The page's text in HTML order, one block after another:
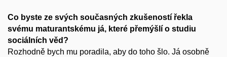
Co byste ze svých současných zkušeností řekla
svému maturantskému já, které přemýšlí o studiu
sociálních věd?
Rozhodně bych mu poradila, aby do toho šlo. Já osobně